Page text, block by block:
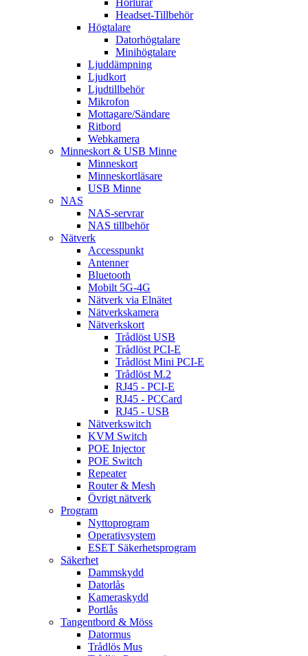
Hörlurar
Headset-Tillbehör
Högtalare
Datorhögtalare
Minihögtalare
Ljuddämpning
Ljudkort
Ljudtillbehör
Mikrofon
Mottagare/Sändare
Ritbord
Webkamera
Minneskort & USB Minne
Minneskort
Minneskortläsare
USB Minne
NAS
NAS-servrar
NAS tillbehör
Nätverk
Accesspunkt
Antenner
Bluetooth
Mobilt 5G-4G
Nätverk via Elnätet
Nätverkskamera
Nätverkskort
Trådlöst USB
Trådlöst PCI-E
Trådlöst Mini PCI-E
Trådlöst M.2
RJ45 - PCI-E
RJ45 - PCCard
RJ45 - USB
Nätverkswitch
KVM Switch
POE Injector
POE Switch
Repeater
Router & Mesh
Övrigt nätverk
Program
Nyttoprogram
Operativsystem
ESET Säkerhetsprogram
Säkerhet
Dammskydd
Datorlås
Kameraskydd
Portlås
Tangentbord & Möss
Datormus
Trådlös Mus